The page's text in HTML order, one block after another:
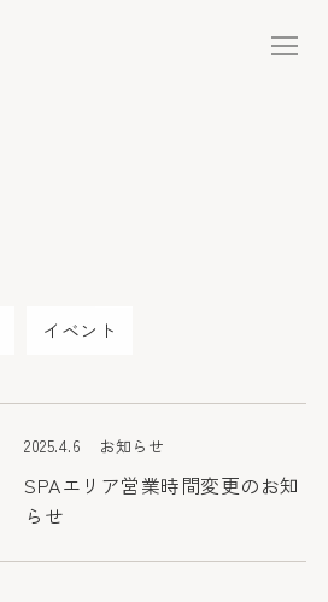
イベント
2025.4.6 お知らせ
SPAエリア営業時間変更のお知
らせ